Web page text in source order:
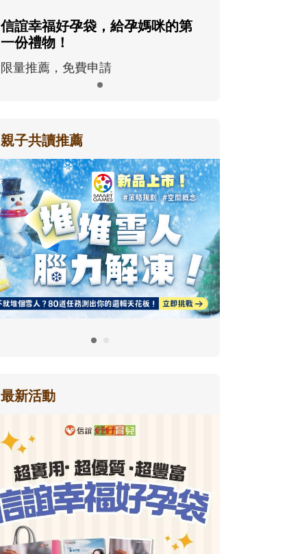
信誼幸福好孕袋，給孕媽咪的第
一份禮物！
限量推薦，免費申請
親子共讀推薦
最新活動